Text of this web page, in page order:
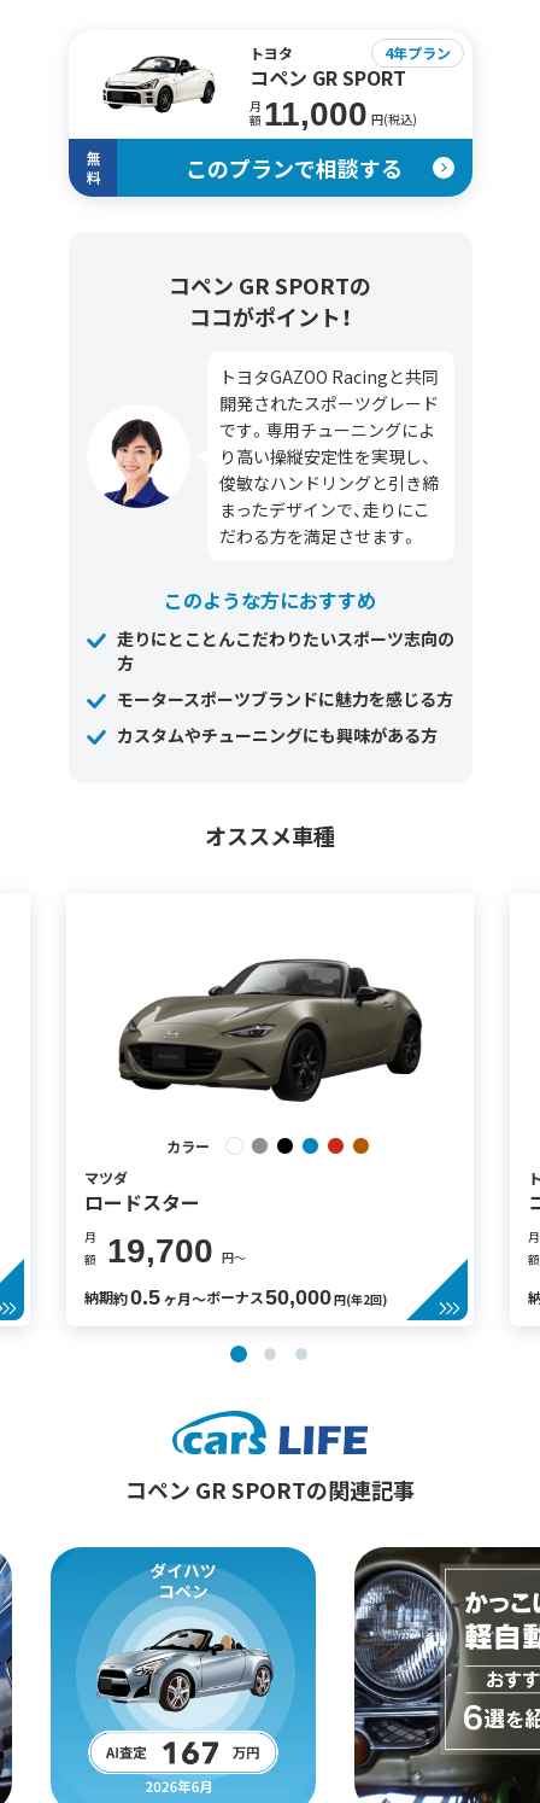
トヨタ
コペン GR SPORT
月
額 11,000 円(税込)
4年プラン
無
料
このプランで相談する
コペン GR SPORTの
ココがポイント！
トヨタGAZOO Racingと共同
開発されたスポーツグレード
です。専用チューニングによ
り高い操縦安定性を実現し、
俊敏なハンドリングと引き締
まったデザインで、走りにこ
だわる方を満足させます。
このような方におすすめ
走りにとことんこだわりたいスポーツ志向の
方
モータースポーツブランドに魅力を感じる方
カスタムやチューニングにも興味がある方
オススメ車種
カラー
マツダ
ロードスター
月
額
19,700 円〜
納期約0.5ヶ月〜ボーナス50,000円(年2回)
月
額
コペン GR SPORTの関連記事